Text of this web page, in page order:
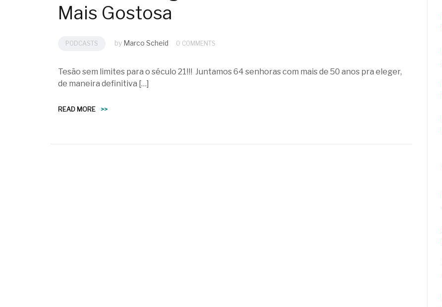
Mais Gostosa
PODCASTS by Marco Scheid 0 COMMENTS
Tesão sem limites para o século 21!!! Juntamos 64 senhoras com mais de 50 anos pra eleger,
de maneira definitiva […]
READ MORE >>